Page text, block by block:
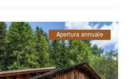
Apertura annuale